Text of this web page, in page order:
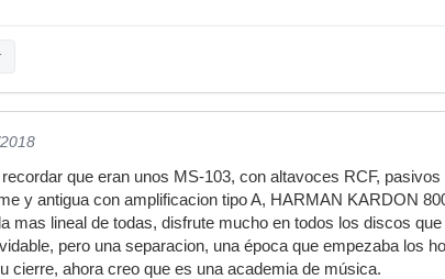
que eran unos MS-103, con altavoces RCF,
y antigua con amplificacion tipo A, HARMAN KARDON
mas lineal de todas, disfrute mucho en todos los discos
pero una separacion, una época que empezaba los
cierre, ahora creo que es una academia de música.